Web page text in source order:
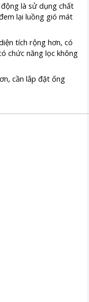
là sử dụng chất
lại luồng gió mát
tích rộng hơn, có
chức năng lọc không
cần lắp đặt ống